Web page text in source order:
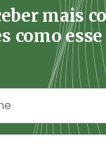
mais
como esse